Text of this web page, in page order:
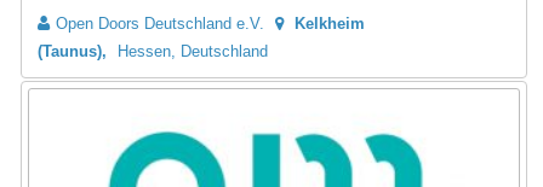
Open Doors Deutschland e.V.
Kelkheim
(Taunus)
Hessen, Deutschland